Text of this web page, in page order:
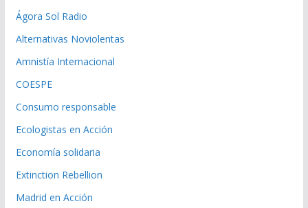
Ágora Sol Radio
Alternativas Noviolentas
Amnistía Internacional
COESPE
Consumo responsable
Ecologistas en Acción
Economía solidaria
Extinction Rebellion
Madrid en Acción